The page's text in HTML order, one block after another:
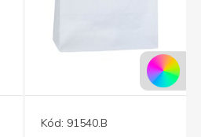
Kód: 91540.B